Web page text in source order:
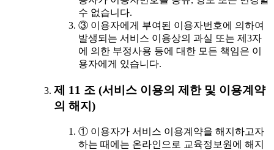
수 없습니다.
③ 이용자에게 부여된 이용자번호에 의하여
발생되는 서비스 이용상의 과실 또는 제3자
에 의한 부정사용 등에 대한 모든 책임은 이
용자에게 있습니다.
제 11 조 (서비스 이용의 제한 및 이용계약
의 해지)
① 이용자가 서비스 이용계약을 해지하고자
하는 때에는 온라인으로 교육정보원에 해지